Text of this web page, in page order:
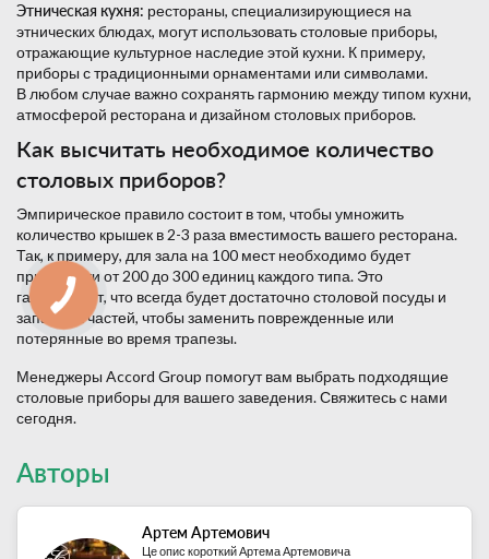
Этническая кухня: рестораны, специализирующиеся на
этнических блюдах, могут использовать столовые приборы,
отражающие культурное наследие этой кухни. К примеру,
приборы с традиционными орнаментами или символами.
В любом случае важно сохранять гармонию между типом кухни,
атмосферой ресторана и дизайном столовых приборов.
Как высчитать необходимое количество
столовых приборов?
Эмпирическое правило состоит в том, чтобы умножить
количество крышек в 2-3 раза вместимость вашего ресторана.
Так, к примеру, для зала на 100 мест необходимо будет
приобрести от 200 до 300 единиц каждого типа. Это
гарантирует, что всегда будет достаточно столовой посуды и
запасных частей, чтобы заменить поврежденные или
потерянные во время трапезы.
Менеджеры Accord Group помогут вам выбрать подходящие
столовые приборы для вашего заведения. Свяжитесь с нами
сегодня.
Авторы
Артем Артемович
Це опис короткий Артема Артемовича